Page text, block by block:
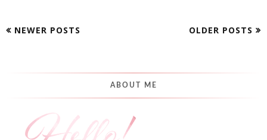
NEWER POSTS OLDER POSTS
ABOUT ME